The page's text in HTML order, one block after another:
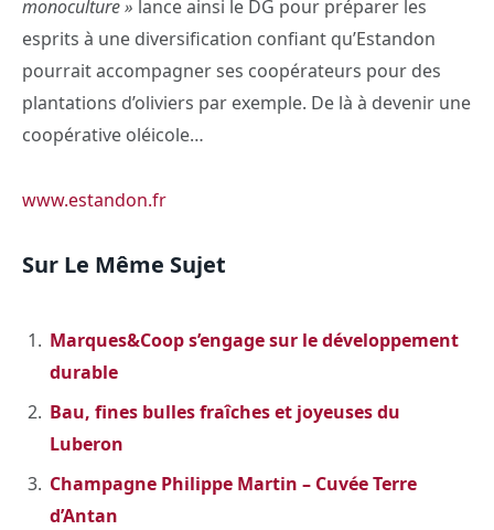
monoculture » lance ainsi le DG pour préparer les
esprits à une diversification confiant qu’Estandon
pourrait accompagner ses coopérateurs pour des
plantations d’oliviers par exemple. De là à devenir une
coopérative oléicole…
www.estandon.fr
Sur Le Même Sujet
Marques&Coop s’engage sur le développement
durable
Bau, fines bulles fraîches et joyeuses du
Luberon
Champagne Philippe Martin – Cuvée Terre
d’Antan